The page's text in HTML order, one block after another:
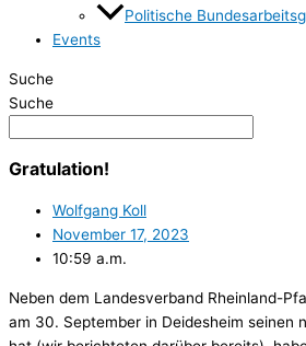
Politische
Events
Suche
Suche
Gratulation!
Wolfgang Koll
November 17, 2023
10:59 a.m.
Neben dem Landesverband Rheinland-
am 30. September in Deidesheim seinen